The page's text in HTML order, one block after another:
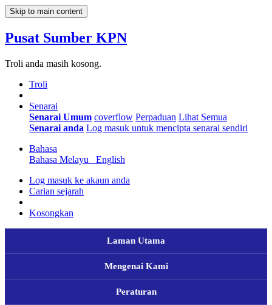
Skip to main content
Pusat Sumber KPN
Troli anda masih kosong.
Troli
Senarai
Senarai Umum coverflow Perpaduan Lihat Semua
Senarai anda Log masuk untuk mencipta senarai sendiri
Bahasa
Bahasa Melayu
English
Log masuk ke akaun anda
Carian sejarah
Kosongkan
Laman Utama
Mengenai Kami
Peraturan